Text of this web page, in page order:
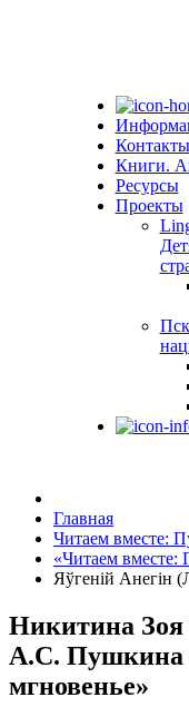
Контакты
Книги.
Ресурсы
Проекты
Главная
Читаем вместе:
«Читаем
Яўгенiй Анегін
Никитина Зоя
А.С. Пушкина
мгновенье»